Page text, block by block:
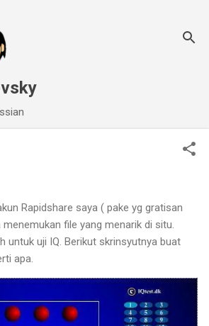
Rapidshare saya ( pake yg gratisan
file yang menarik di situ.
untuk uji IQ. Berikut skrinsyutnya buat
apa.